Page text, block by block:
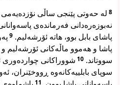
8 لە حەوتی پێنجی ساڵی
نەبوزەرەدانی فەرماندەی
پاشای بابل بوو، هاتە ئۆرشەلیم. 9
پاشا و هەموو ماڵەکانی ئۆرشەلیم
سووتاند. 10 شووراکانی
سوپای بابلییەکانەوە ڕووخێنران،
11